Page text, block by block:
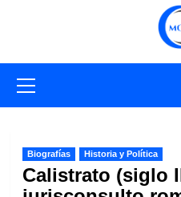
primario
Biografías Historia y Política
Calistrato (siglo